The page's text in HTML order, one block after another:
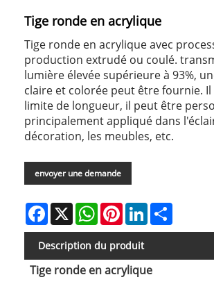
Tige ronde en acrylique
Tige ronde en acrylique avec
production extrudé ou coulé.
lumière élevée supérieure à 93%,
claire et colorée peut être fournie. Il
limite de longueur, il peut être
principalement appliqué dans
décoration, les meubles, etc.
envoyer une demande
Facebook
X WhatsAppPinterestLinkedIn
Description du produit
Tige ronde en acrylique